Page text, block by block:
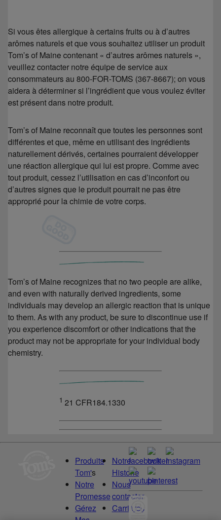
Si vous êtes allergique à certains fruits ou à d’autres
arômes naturels et que vous souhaitez utiliser un produit
Tom’s of Maine contenant « d’autres arômes naturels »,
veuillez contacter notre équipe de service aux
consommateurs au 800-FOR-TOMS (367-8667); on vous
aidera à déterminer si l’ingrédient que vous voulez éviter
est présent dans notre produit.
Tom’s of Maine reconnaît que toutes les personnes sont
différentes et que, même en utilisant des ingrédients
naturellement dérivés, certaines pourraient développer
une réaction allergique qui lui est propre. Comme avec
tout produit, cessez l’utilisation en cas d’inconfort ou
d’autres signes que le produit pourrait ne pas être
approprié pour la chimie de votre corps.
Tom’s of Maine recognizes that no two people are alike,
and even with naturally derived ingredients, some
individuals may develop an allergic reaction that is unique
to them. As with any product, be sure to discontinue use if
you experience discomfort or other indications that the
product may not be appropriate for your individual body
chemistry.
1 21 CFR184.1330
Produits
Tom's
Notre
Promesse
Gérez
Notre
Historie
Nous
contacter
Carrières